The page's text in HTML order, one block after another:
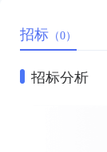
招标 （0）
招标分析